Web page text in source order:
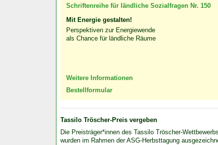
Schriftenreihe für ländliche Sozialfragen Nr. 150
Mit Energie gestalten!
Perspektiven zur Energiewende
als Chance für ländliche Räume
Weitere Informationen
Bestellformular
Tassilo Tröscher-Preis vergeben
Die Preisträger*innen des Tassilo Tröscher-
wurden im Rahmen der ASG-Herbsttagung